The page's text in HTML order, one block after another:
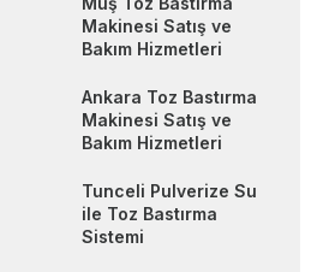
Makinesi Satış ve
Bakım Hizmetleri
Ankara Toz Bastırma
Makinesi Satış ve
Bakım Hizmetleri
Tunceli Pulverize Su
ile Toz Bastırma
Sistemi